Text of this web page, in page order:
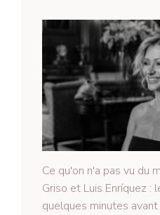
Ce qu'on n'a pas vu du
Griso et Luis Enríquez :
quelques minutes avant